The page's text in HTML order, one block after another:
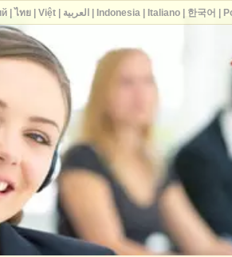
| ไทย| Việt| العربية Indonesia| Italiano| 한국어